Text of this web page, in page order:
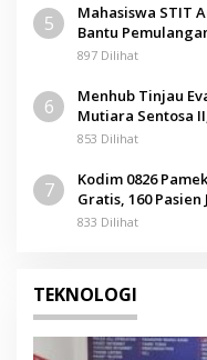
5
Mahasiswa STIT
Bantu
897 Dilihat
6
Menhub Tinjau
Mutiara Sentosa
Sumenep
853 Dilihat
7
Kodim 0826
Gratis, 160
833 Dilihat
TEKNOLOGI